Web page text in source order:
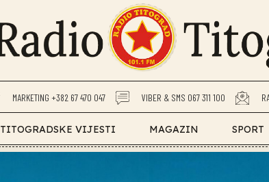
MARKETING +382 67 470 047 VIBER & SMS 067 311 100
TITOGRADSKE VIJESTI MAGAZIN SPORT